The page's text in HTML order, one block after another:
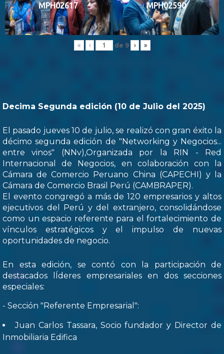
MPH02617 MPH02590
« ‹ de 9 › »
Decima Segunda edición (10 de Julio del 2025)
El pasado jueves 10 de julio, se realizó con gran éxito la
décimo segunda edición de "Networking y Negocios...
entre vinos" (NNv),Organizada por la RIN - Red
Internacional de Negocios, en colaboración con la
Cámara de Comercio Peruano China (CAPECHI) y la
Cámara de Comercio Brasil Perú (CAMBRAPER).
El evento congregó a más de 120 empresarios y altos
ejecutivos del Perú y del extranjero, consolidándose
como un espacio referente para el fortalecimiento de
vínculos estratégicos y el impulso de nuevas
oportunidades de negocio.
En esta edición, se contó con la participación de
destacados lÍderes empresariales en dos secciones
especiales:
- Sección "Referente Empresarial":
Juan Carlos Tassara, Socio fundador y Director de
Inmobiliaria Edifica